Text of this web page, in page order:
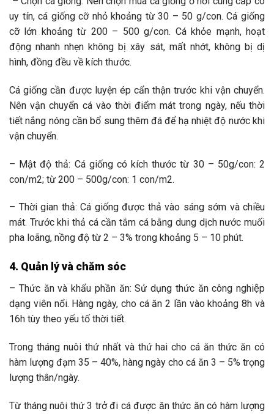
uy tín,cá giống cỡ nhỏ khoảng từ 30 – 50 g/con. Cá giống
cỡ lớn khoảng từ 200 – 500 g/con. Cá khỏe mạnh, hoạt
động nhanh nhẹn không bị xây sát, mất nhớt, không bị dị
hình, đồng đều về kích thước.
Cá giống cần được luyện ép cẩn thận trước khi vận chuyển.
Nên vận chuyển cá vào thời điểm mát trong ngày, nếu thời
tiết nắng nóng cần bổ sung thêm đá để hạ nhiệt độ nước khi
vận chuyển.
– Mật độ thả: Cá giống có kích thước từ 30 – 50g/con: 2
con/m2; từ 200 – 500g/con: 1 con/m2.
– Thời gian thả: Cá giống được thả vào sáng sớm và chiều
mát. Trước khi thả cá cần tắm cá bằng dung dịch nước muối
pha loãng, nồng độ từ 2 – 3% trong khoảng 5 – 10 phút.
4. Quản lý và chăm sóc
– Thức ăn và khẩu phần ăn: Sử dụng thức ăn công nghiệp
dạng viên nổi. Hàng ngày, cho cá ăn 2 lần vào khoảng 8h và
16h tùy theo yếu tố thời tiết.
Trong tháng nuôi thứ nhất và thứ hai cho cá ăn thức ăn có
hàm lượng đạm 35 – 40%, hàng ngày cho cá ăn 3 – 5% trọng
lượng thân/ngày.
Từ tháng nuôi thứ 3 trở đi cá được ăn thức ăn có hàm lượng